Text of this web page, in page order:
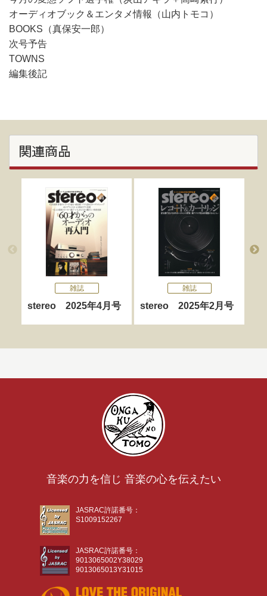
オーディオブック＆エンタメ情報（山内トモコ）
BOOKS（真保安一郎）
次号予告
TOWNS
編集後記
関連商品
雑誌
stereo 2025年4月号
雑誌
stereo 2025年2月号
音楽の力を信じ 音楽の心を伝えたい
JASRAC許諾番号：
S1009152267
JASRAC許諾番号：
9013065002Y38029
9013065013Y31015